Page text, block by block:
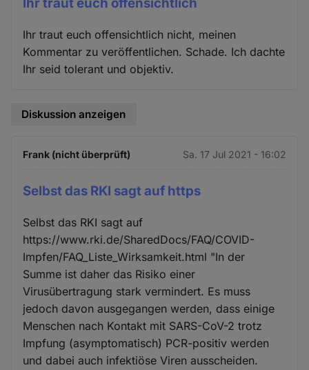
Ihr traut euch offensichtlich
Ihr traut euch offensichtlich nicht, meinen
Kommentar zu veröffentlichen. Schade. Ich dachte
Ihr seid tolerant und objektiv.
Diskussion anzeigen
Frank (nicht überprüft) Sa. 17 Jul 2021 - 16:02
Selbst das RKI sagt auf https
Selbst das RKI sagt auf
https://www.rki.de/SharedDocs/FAQ/COVID-
Impfen/FAQ_Liste_Wirksamkeit.html "In der
Summe ist daher das Risiko einer
Virusübertragung stark vermindert. Es muss
jedoch davon ausgegangen werden, dass einige
Menschen nach Kontakt mit SARS-CoV-2 trotz
Impfung (asymptomatisch) PCR-positiv werden
und dabei auch infektiöse Viren ausscheiden.